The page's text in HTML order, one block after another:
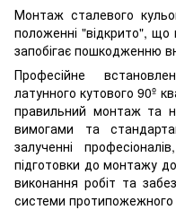
Монтаж сталевого
положенні "відкрито",
запобігає пошкодженню
Професійне
латунного кутового 90º
правильний монтаж та
вимогами та
залученні
підготовки до монтажу
виконання робіт та
системи протипожежного